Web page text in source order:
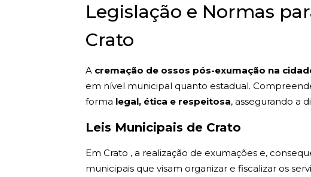
Legislação e Normas
Crato
A cremação de ossos pós-exumação na
em nível municipal quanto estadual.
forma legal, ética e respeitosa, assegurando a
Leis Municipais de Crato
Em Crato , a realização de exumações e,
municipais que visam organizar e fiscalizar os